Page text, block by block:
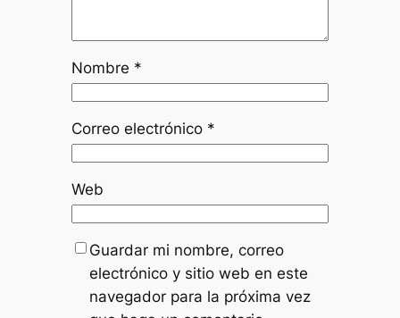
Nombre *
Correo electrónico *
Web
Guardar mi nombre, correo
electrónico y sitio web en este
navegador para la próxima vez